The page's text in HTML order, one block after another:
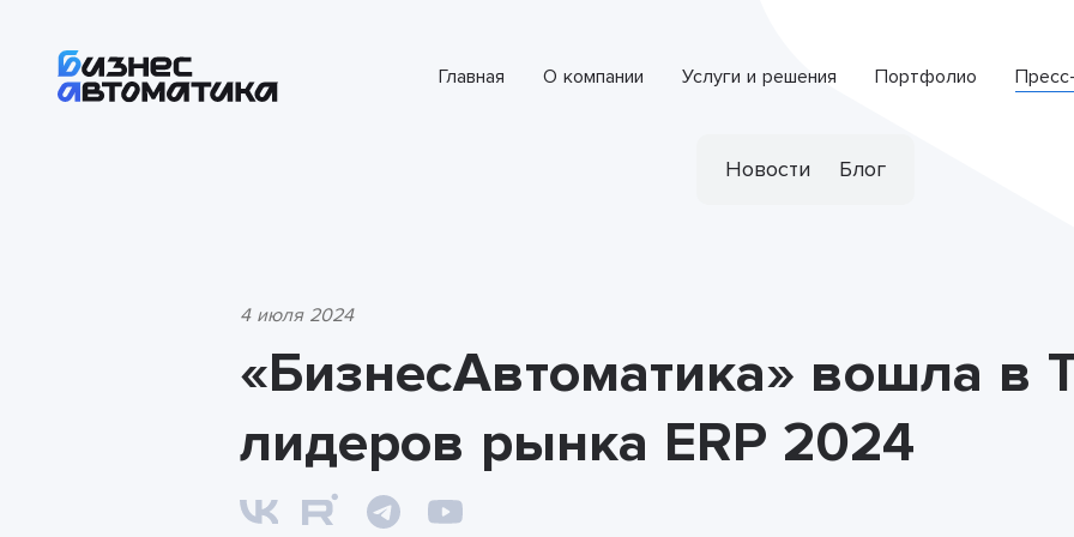
Главная О компании Услуги и решения Портфолио
Новости Блог
4 июля 2024
«БизнесАвтоматика» вошла в
лидеров рынка ERP 2024